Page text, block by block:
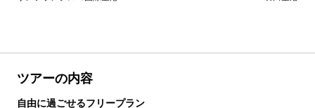
ツアーの内容
自由に過ごせるフリープラン